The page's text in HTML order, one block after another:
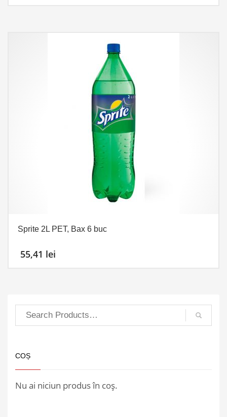
Sprite 2L PET, Bax 6 buc
55,41 lei
COȘ
Nu ai niciun produs în coș.